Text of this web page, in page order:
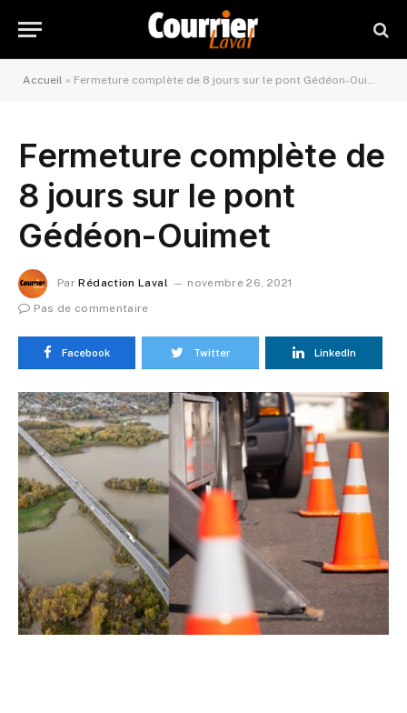
Accueil » Fermeture complète de 8 jours sur le pont Gédéon-Ouimet
Fermeture complète de
8 jours sur le pont
Gédéon-Ouimet
Par Rédaction Laval
novembre 26, 2021
Pas de commentaire
Facebook Twitter LinkedIn